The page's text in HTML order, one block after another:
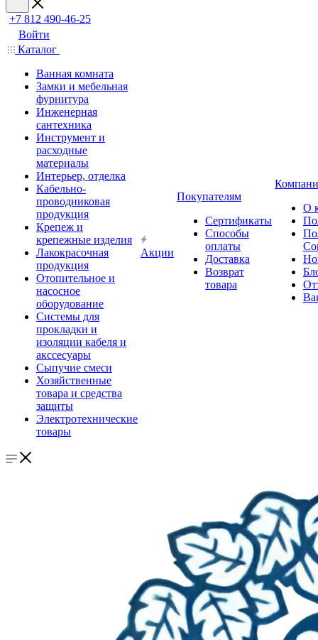
+7 812 490-46-25
Войти
Каталог
Ванная комната
Замки и мебельная
фурнитура
Инженерная
сантехника
Инструмент и
расходные
материалы
Интерьер, отделка
Кабельно-
проводниковая
продукция
Крепеж и
крепежные изделия
Лакокрасочная
продукция
Отопительное и
насосное
оборудование
Системы для
прокладки и
изоляции кабеля и
акссесуары
Сыпучие смеси
Хозяйственные
товара и средства
защиты
Электротехнические
товары
Акции
Покупателям
Сертификаты
Способы
оплаты
Доставка
Возврат
товара
О